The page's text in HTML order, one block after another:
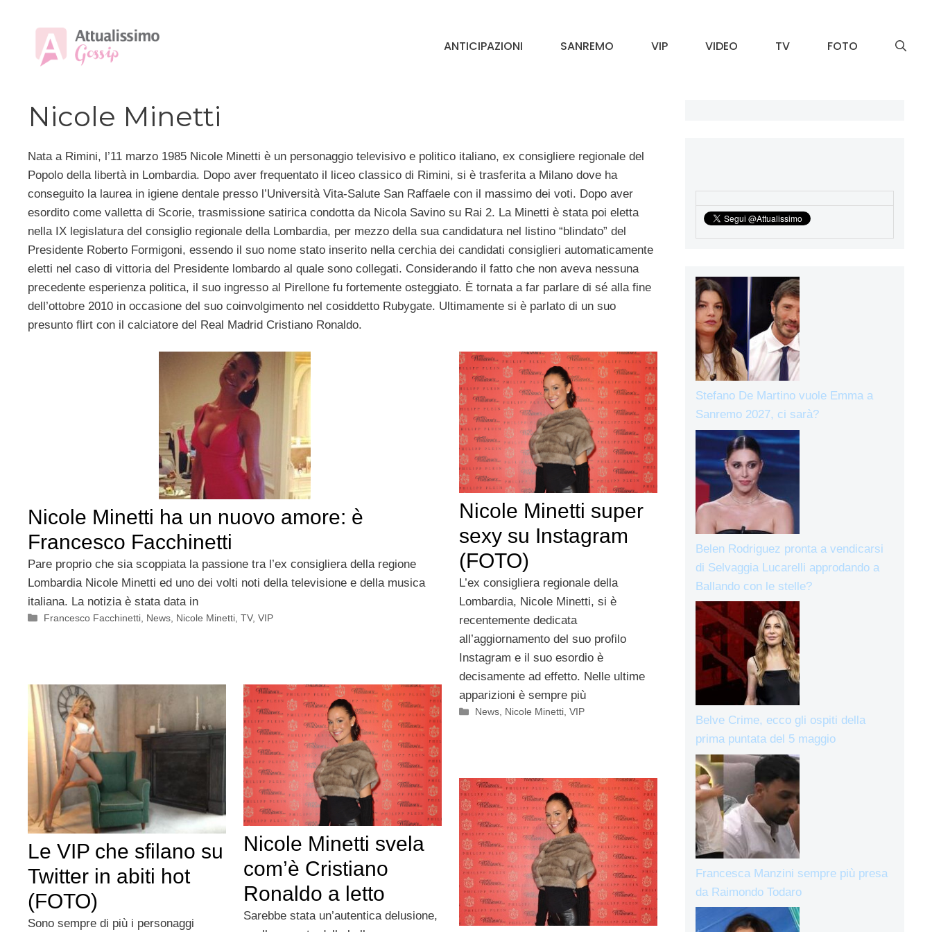
contenuto
ANTICIPAZIONI SANREMO VIP VIDEO TV FOTO
Nicole Minetti
Nata a Rimini, l’11 marzo 1985 Nicole Minetti è un personaggio televisivo e politico italiano, ex consigliere regionale del
Popolo della libertà in Lombardia. Dopo aver frequentato il liceo classico di Rimini, si è trasferita a Milano dove ha
conseguito la laurea in igiene dentale presso l’Università Vita-Salute San Raffaele con il massimo dei voti. Dopo aver
esordito come valletta di Scorie, trasmissione satirica condotta da Nicola Savino su Rai 2. La Minetti è stata poi eletta
nella IX legislatura del consiglio regionale della Lombardia, per mezzo della sua candidatura nel listino “blindato” del
Presidente Roberto Formigoni, essendo il suo nome stato inserito nella cerchia dei candidati consiglieri automaticamente
eletti nel caso di vittoria del Presidente lombardo al quale sono collegati. Considerando il fatto che non aveva nessuna
precedente esperienza politica, il suo ingresso al Pirellone fu fortemente osteggiato. È tornata a far parlare di sé alla fine
dell’ottobre 2010 in occasione del suo coinvolgimento nel cosiddetto Rubygate. Ultimamente si è parlato di un suo
presunto flirt con il calciatore del Real Madrid Cristiano Ronaldo.
Nicole Minetti ha un nuovo amore: è
Francesco Facchinetti
Pare proprio che sia scoppiata la passione tra l’ex consigliera della regione
Lombardia Nicole Minetti ed uno dei volti noti della televisione e della musica
italiana. La notizia è stata data in
Categorie
Francesco Facchinetti News Nicole Minetti ,TV,VIP
Nicole Minetti super
sexy su Instagram
(FOTO)
L’ex consigliera regionale della
Lombardia, Nicole Minetti, si è
recentemente dedicata
all’aggiornamento del suo profilo
Instagram e il suo esordio è
decisamente ad effetto. Nelle ultime
apparizioni è sempre più
Categorie
News, Nicole Minetti,VIP
Le VIP che sfilano su
Twitter in abiti hot
(FOTO)
Sono sempre di più i personaggi
Nicole Minetti svela
com’è Cristiano
Ronaldo a letto
Sarebbe stata un’autentica delusione,
Stefano De Martino vuole Emma a
Sanremo 2027, ci sarà?
Belen Rodriguez pronta a vendicarsi
di Selvaggia Lucarelli approdando a
Ballando con le stelle?
Belve Crime, ecco gli ospiti della
prima puntata del 5 maggio
Francesca Manzini sempre più presa
da Raimondo Todaro